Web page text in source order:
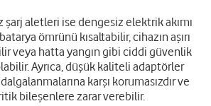
şarj aletleri ise dengesiz elektrik akımı
ömrünü kısaltabilir, cihazın aşırı
veya hatta yangın gibi ciddi güvenlik
Ayrıca, düşük kaliteli adaptörler
karşı korumasızdır ve
bileşenlere zarar verebilir.